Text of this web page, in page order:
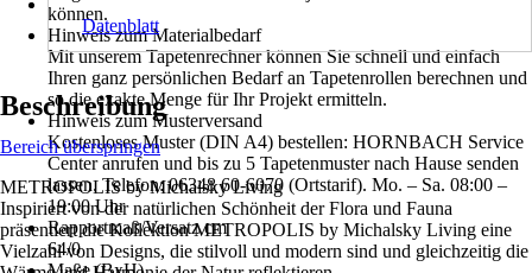
können.
Hinweis zum Materialbedarf
Mit unserem Tapetenrechner können Sie schnell und einfach
Ihren ganz persönlichen Bedarf an Tapetenrollen berechnen und
so die exakte Menge für Ihr Projekt ermitteln.
Hinweis zum Musterversand
Kostenloses Muster (DIN A4) bestellen: HORNBACH Service
Center anrufen und bis zu 5 Tapetenmuster nach Hause senden
lassen. Telefon: 06348 60-6070 (Ortstarif). Mo. – Sa. 08:00 –
19:00 Uhr
Rapportmaß/Versatz cm
64/0
Datenblatt
Beschreibung
Bereich überspringen
METROPOLIS by Michalsky Living
Inspiriert von der natürlichen Schönheit der Flora und Fauna
präsentiert die Kollektion METROPOLIS by Michalsky Living eine
Vielzahl von Designs, die stilvoll und modern sind und gleichzeitig die